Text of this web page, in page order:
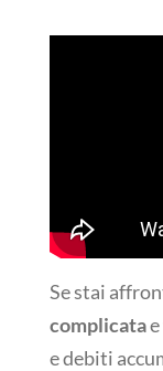
Se stai
complicatae
e debiti